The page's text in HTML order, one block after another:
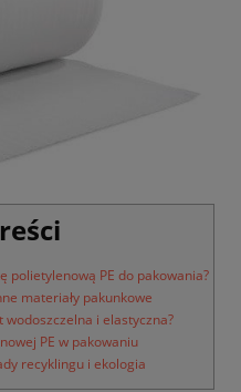
polietylenową PE do pakowania?
materiały pakunkowe
i elastyczna?
PE w pakowaniu
recyklingu i ekologia